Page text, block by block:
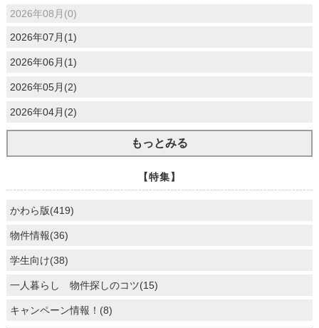
2026年08月(0)
2026年07月(1)
2026年06月(1)
2026年05月(2)
2026年04月(2)
もっとみる
【特集】
かわら版(419)
物件情報(36)
学生向け(38)
一人暮らし 物件探しのコツ(15)
キャンペーン情報！(8)